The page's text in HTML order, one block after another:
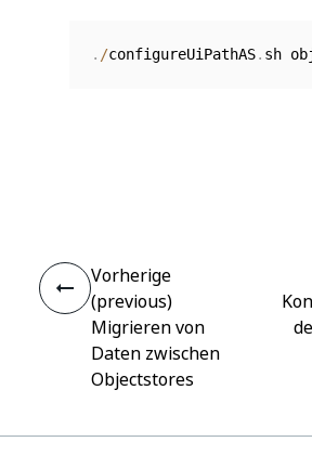
. /configureUiPathAS. sh
Vorherige
(previous)
Migrieren von
Daten zwischen
Objectstores